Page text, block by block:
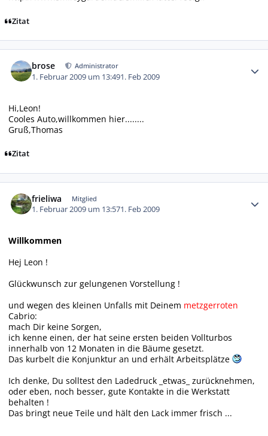
Zitat
brose Administrator
1. Februar 2009 um 13:491. Feb 2009
Hi,Leon!
Cooles Auto,willkommen hier........
Gruß,Thomas
Zitat
frieliwa Mitglied
1. Februar 2009 um 13:571. Feb 2009
Willkommen
Hej Leon !
Glückwunsch zur gelungenen Vorstellung !
und wegen des kleinen Unfalls mit Deinem metzgerroten
Cabrio:
mach Dir keine Sorgen,
ich kenne einen, der hat seine ersten beiden Vollturbos
innerhalb von 12 Monaten in die Bäume gesetzt.
Das kurbelt die Konjunktur an und erhält Arbeitsplätze
Ich denke, Du solltest den Ladedruck _etwas_ zurücknehmen,
oder eben, noch besser, gute Kontakte in die Werkstatt
behalten !
Das bringt neue Teile und hält den Lack immer frisch ...